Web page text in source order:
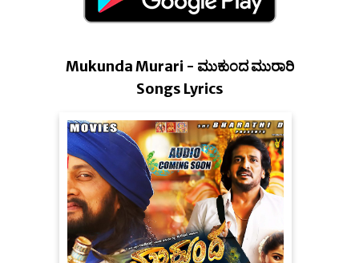
Mukunda Murari - ಮುಕುಂದ ಮುರಾರಿ
Songs Lyrics